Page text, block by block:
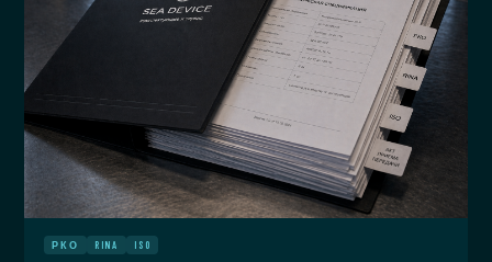
РКО RINA ISO